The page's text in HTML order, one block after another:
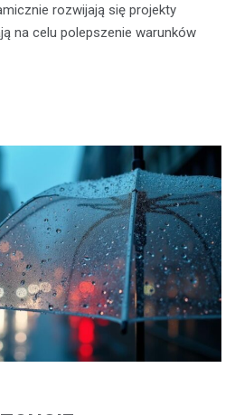
rozwijają się projekty
na celu polepszenie warunków